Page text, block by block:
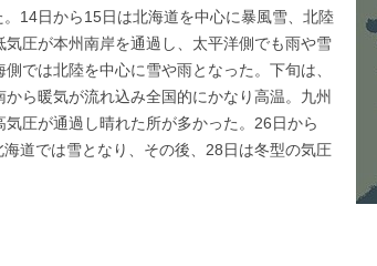
14日から15日は北海道を中心に暴風雪、北陸
圧が本州南岸を通過し、太平洋側でも雨や雪
では北陸を中心に雪や雨となった。下旬は、
ら暖気が流れ込み全国的にかなり高温。九州
圧が通過し晴れた所が多かった。26日から
道では雪となり、その後、28日は冬型の気圧